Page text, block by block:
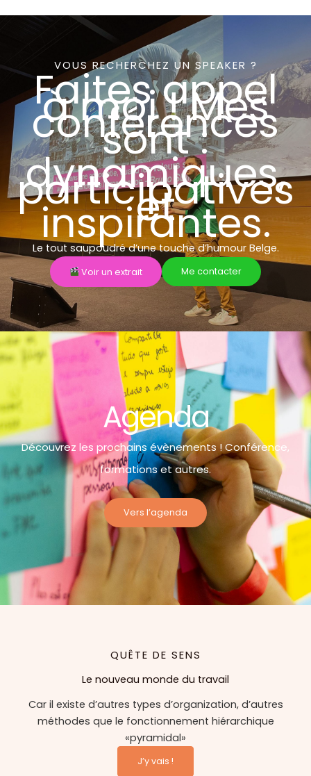
VOUS RECHERCHEZ UN SPEAKER ?
Faites appel
à moi ! Mes
conférences
sont :
dynamiques,
participatives
et
inspirantes.
Le tout saupoudré d’une touche d’humour Belge.
Voir un extrait Me contacter
Agenda
Découvrez les prochains évènements ! Conférence,
formations et autres.
Vers l’agenda
QUÊTE DE SENS
Le nouveau monde du travail
Car il existe d’autres types d’organization, d’autres
méthodes que le fonctionnement hiérarchique
«pyramidal»
J’y vais !